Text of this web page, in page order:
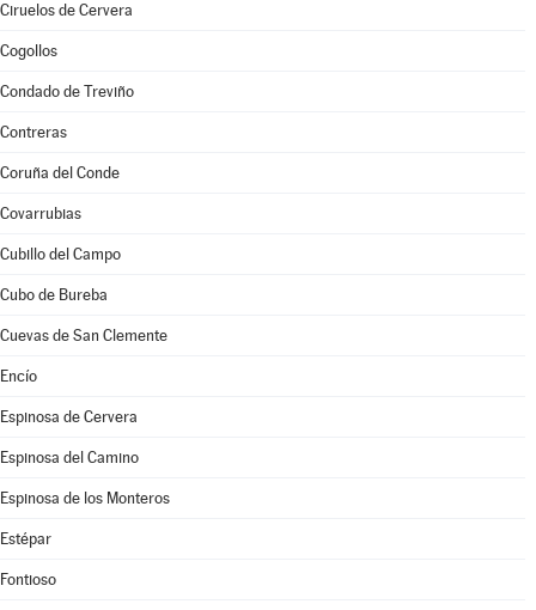
Ciruelos de Cervera
Cogollos
Condado de Treviño
Contreras
Coruña del Conde
Covarrubias
Cubillo del Campo
Cubo de Bureba
Cuevas de San Clemente
Encío
Espinosa de Cervera
Espinosa del Camino
Espinosa de los Monteros
Estépar
Fontioso